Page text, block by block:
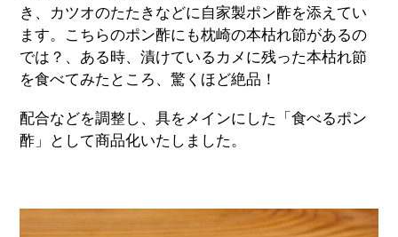
き、カツオのたたきなどに自家製ポン酢を添えてい
ます。こちらのポン酢にも枕崎の本枯れ節があるの
では？、ある時、漬けているカメに残った本枯れ節
を食べてみたところ、驚くほど絶品！
配合などを調整し、具をメインにした「食べるポン
酢」として商品化いたしました。